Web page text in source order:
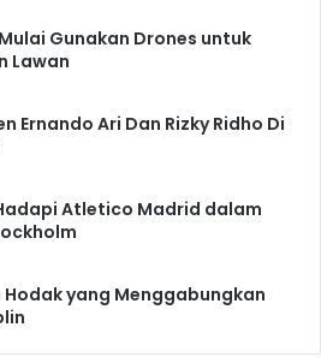
Gunakan Drones untuk
Lawan
Ernando Ari Dan Rizky Ridho Di
Atletico Madrid dalam
yang Menggabungkan